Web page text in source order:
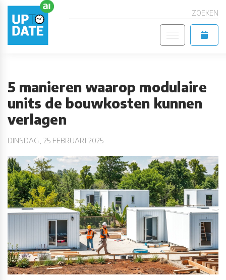
ZOEKEN
5 manieren waarop modulaire
units de bouwkosten kunnen
verlagen
DINSDAG, 25 FEBRUARI 2025